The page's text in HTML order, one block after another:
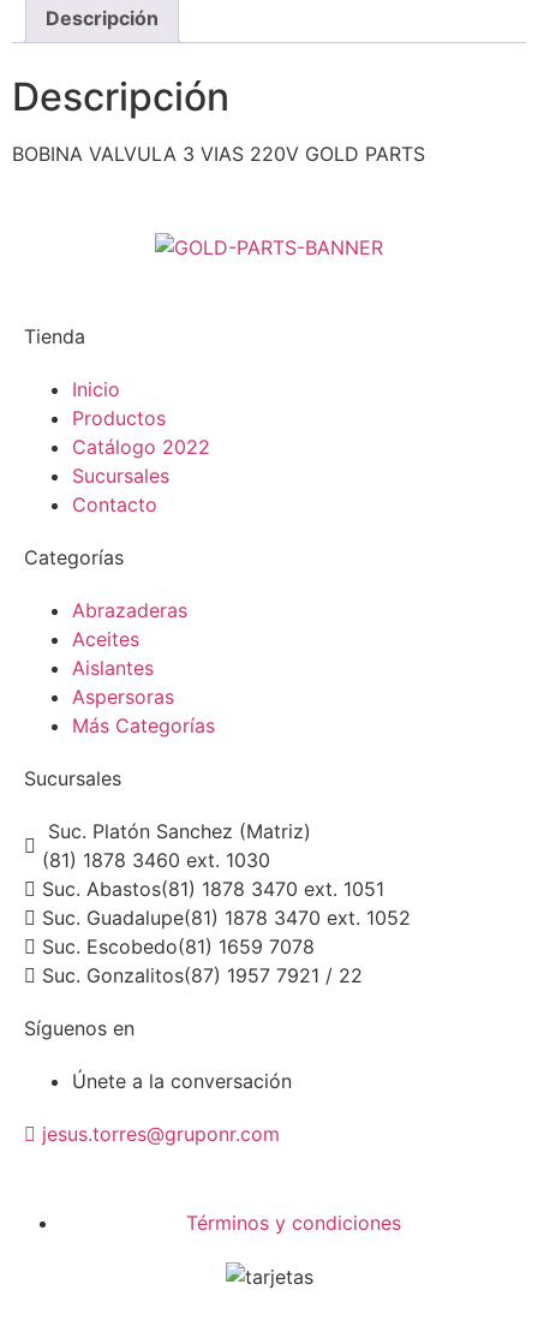
Descripción
Descripción
BOBINA VALVULA 3 VIAS 220V GOLD PARTS
Tienda
Inicio
Productos
Catálogo 2022
Sucursales
Contacto
Categorías
Abrazaderas
Aceites
Aislantes
Aspersoras
Más Categorías
Sucursales
Suc. Platón Sanchez (Matriz)
(81) 1878 3460 ext. 1030
Suc. Abastos(81) 1878 3470 ext. 1051
Suc. Guadalupe(81) 1878 3470 ext. 1052
Suc. Escobedo(81) 1659 7078
Suc. Gonzalitos(87) 1957 7921 / 22
Síguenos en
Únete a la conversación
jesus.torres@gruponr.com
Términos y condiciones